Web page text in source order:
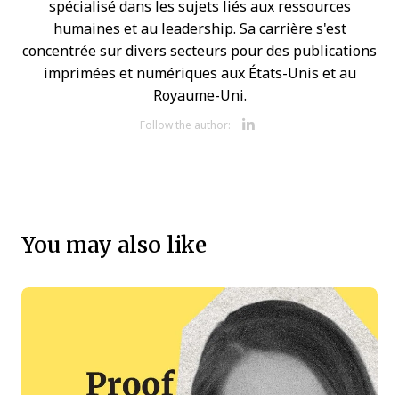
spécialisé dans les sujets liés aux ressources
humaines et au leadership. Sa carrière s'est
concentrée sur divers secteurs pour des publications
imprimées et numériques aux États-Unis et au
Royaume-Uni.
Follow the author:
You may also like